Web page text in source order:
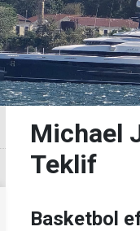
Michael
Teklif
Basketbol